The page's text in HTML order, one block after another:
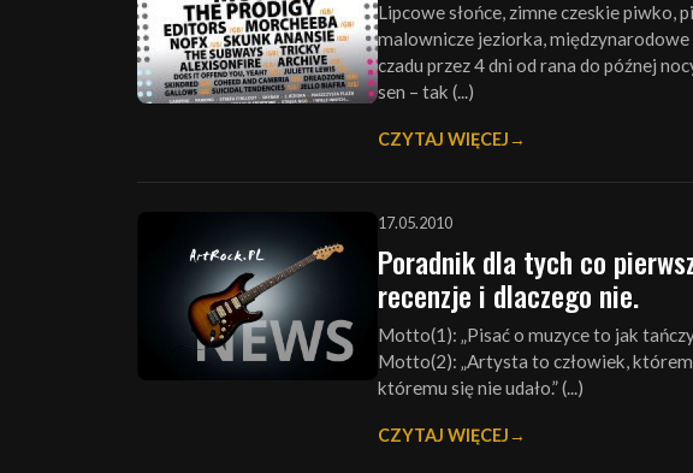
Lipcowe słońce, zimne czeskie piwko,
malownicze jeziorka,
czadu przez 4 dni od rana do późnej
sen – tak (...)
CZYTAJ WIĘCEJ
17.05.2010
Poradnik dla tych co
recenzje i dlaczego nie.
Motto(1): „Pisać o muzyce to jak
Motto(2): „Artysta to człowiek,
któremu się nie udało.” (...)
CZYTAJ WIĘCEJ